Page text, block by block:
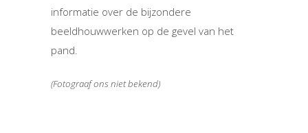
informatie over de bijzondere
beeldhouwwerken op de gevel van het
pand.
(Fotograaf ons niet bekend)